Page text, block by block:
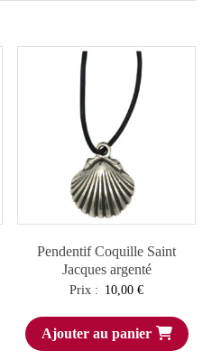
Pendentif Coquille Saint
Jacques argenté
Prix : 10,00€
Ajouter au panier